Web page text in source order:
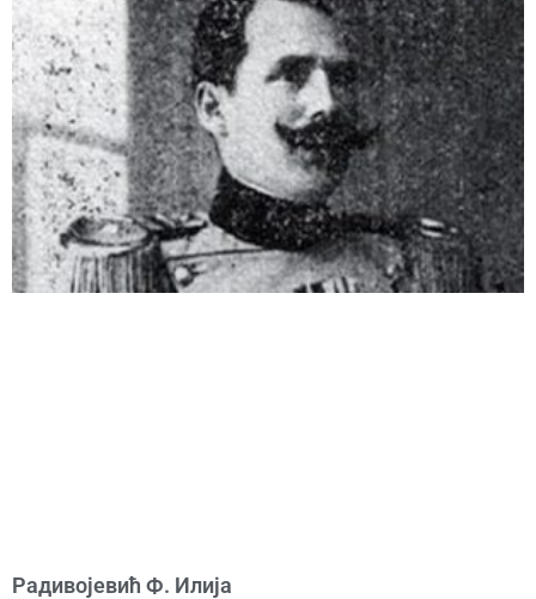
Радивојевић Ф. Илија